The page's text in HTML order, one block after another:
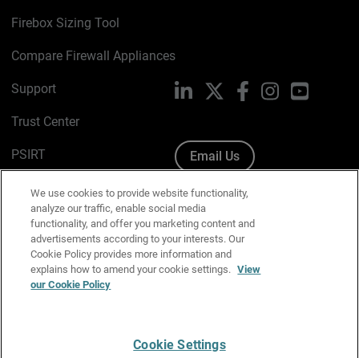
Firebox Sizing Tool
Compare Firewall Appliances
Support
Trust Center
PSIRT
Cookie Policy
Privacy Policy
Media & Brand Kit
Manage Email Preferences
LinkedIn FacebookInstagramYouTube
Email Us
We use cookies to provide website functionality,
analyze our traffic, enable social media
functionality, and offer you marketing content and
advertisements according to your interests. Our
Cookie Policy provides more information and
explains how to amend your cookie settings. View
our Cookie Policy
Cookie Settings